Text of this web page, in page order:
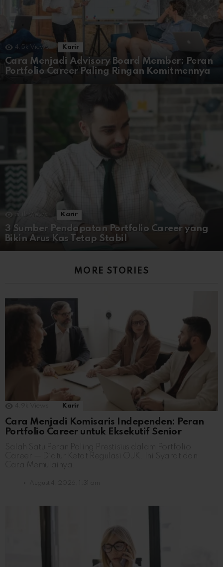
4.5k Views Karir
Cara Menjadi Advisory Board Member: Peran
Portfolio Career Paling Ringan Komitmennya
Views Karir
3 Sumber Pendapatan Portfolio Career yang
Bikin Arus Kas Tetap Stabil
MORE STORIES
Karir
Cara Menjadi Komisaris Independen: Peran
Portfolio Career untuk Eksekutif Senior
Salah Satu Peran Paling Prestisius dalam Portfolio
Cara Memulainya.